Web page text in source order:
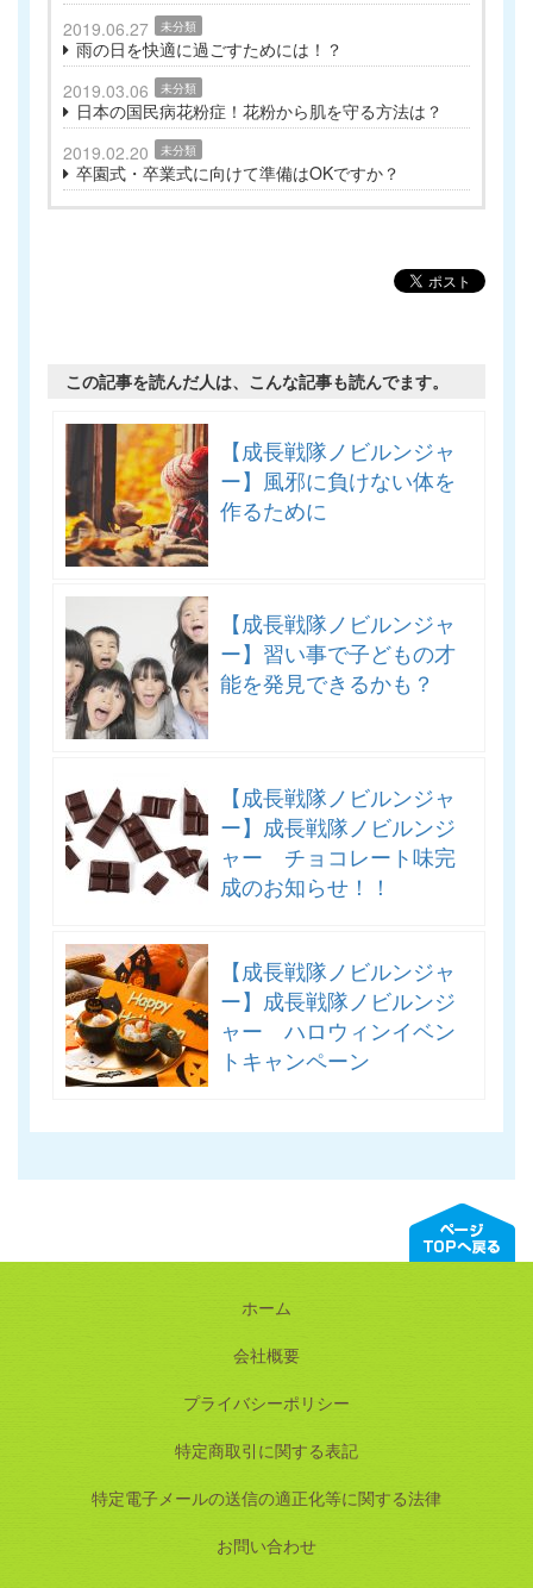
2019.06.27
未分類
雨の日を快適に過ごすためには！？
2019.03.06
未分類
日本の国民病花粉症！花粉から肌を守る方法は？
2019.02.20
未分類
卒園式・卒業式に向けて準備はOKですか？
この記事を読んだ人は、こんな記事も読んでます。
【成長戦隊ノビルンジャ
ー】風邪に負けない体を
作るために
【成長戦隊ノビルンジャ
ー】習い事で子どもの才
能を発見できるかも？
【成長戦隊ノビルンジャ
ー】成長戦隊ノビルンジ
ャー チョコレート味完
成のお知らせ！！
【成長戦隊ノビルンジャ
ー】成長戦隊ノビルンジ
ャー ハロウィンイベン
トキャンペーン
ホーム
会社概要
プライバシーポリシー
特定商取引に関する表記
特定電子メールの送信の適正化等に関する法律
お問い合わせ